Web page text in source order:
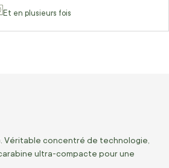
Et en plusieurs fois
Véritable concentré de technologie,
ultra-compacte pour une